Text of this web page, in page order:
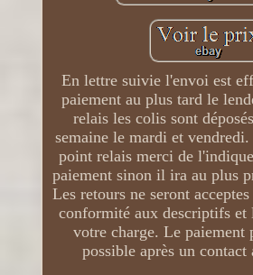
En lettre suivie l'envoi est
paiement au plus tard le
relais les colis sont
semaine le mardi et
point relais merci de
paiement sinon il ira au plus
Les retours ne seront
conformité aux descriptifs et
votre charge. Le paiement
possible après un contact